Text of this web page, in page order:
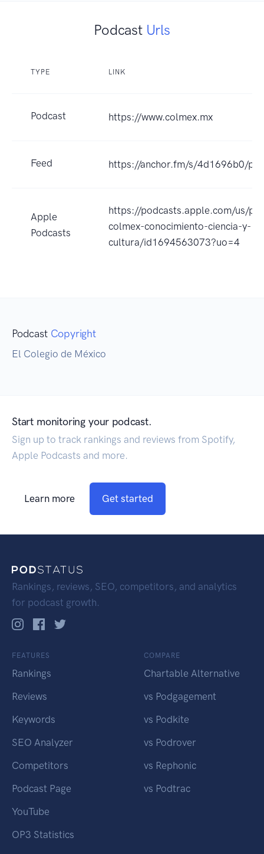
Podcast Urls
TYPE LINK
Podcast https://www.colmex.mx
Feed https://anchor.fm/s/4d1696b0/
Apple
Podcasts
https://podcasts.apple.com/us/
colmex-conocimiento-ciencia-y-
cultura/id1694563073?uo=4
Podcast Copyright
El Colegio de México
Start monitoring your podcast.
Sign up to track rankings and reviews from Spotify,
Apple Podcasts and more.
Learn more Get started
Rankings, reviews, SEO, competitors, and analytics
for podcast growth.
FEATURES
Rankings
Reviews
Keywords
SEO Analyzer
Competitors
Podcast Page
YouTube
OP3 Statistics
COMPARE
Chartable Alternative
vs Podgagement
vs Podkite
vs Podrover
vs Rephonic
vs Podtrac